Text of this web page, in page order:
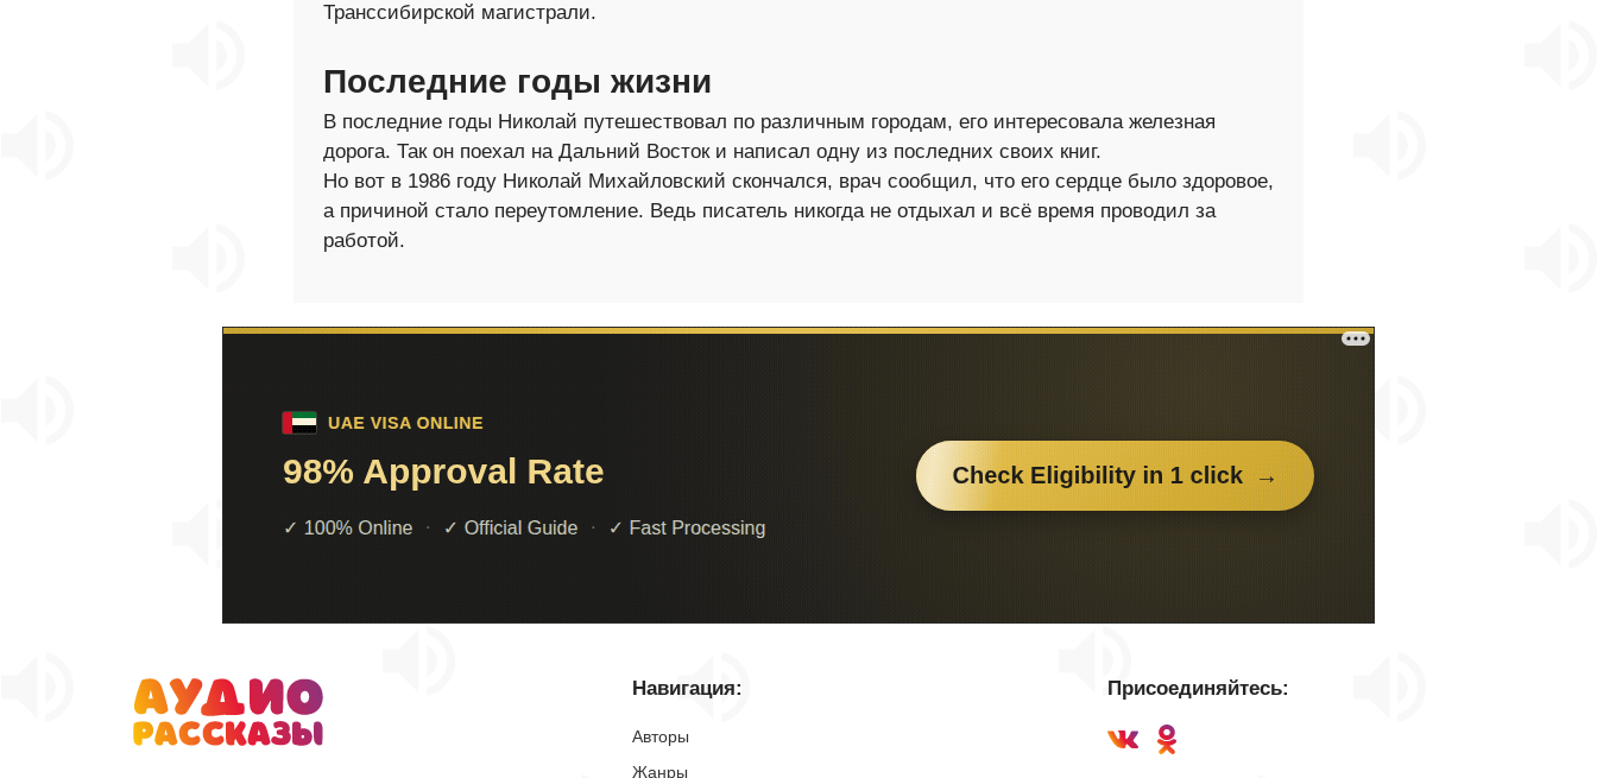
Транссибирской магистрали.
Последние годы жизни
В последние годы Николай путешествовал по различным городам, его интересовала железная
дорога. Так он поехал на Дальний Восток и написал одну из последних своих книг.
Но вот в 1986 году Николай Михайловский скончался, врач сообщил, что его сердце было здоровое,
а причиной стало переутомление. Ведь писатель никогда не отдыхал и всё время проводил за
работой.
Навигация:
Авторы
Жанры
Присоединяйтесь: